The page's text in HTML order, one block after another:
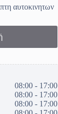
αυτοκινητων
08:00 - 17:00
08:00 - 17:00
08:00 - 17:00